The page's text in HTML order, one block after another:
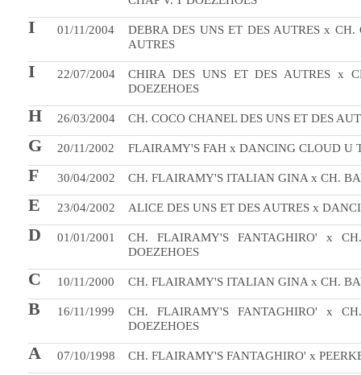
I 01/11/2004
DEBRA DES UNS ET DES AUTRES x
AUTRES
I 22/07/2004
CHIRA DES UNS ET DES AUTRES x
DOEZEHOES
H 26/03/2004 CH. COCO CHANEL DES UNS ET DES
G 20/11/2002 FLAIRAMY'S FAH x DANCING CLOUD U
F 30/04/2002 CH. FLAIRAMY'S ITALIAN GINA x CH.
E 23/04/2002 ALICE DES UNS ET DES AUTRES x
D 01/01/2001
CH. FLAIRAMY'S FANTAGHIRO' x
DOEZEHOES
C 10/11/2000 CH. FLAIRAMY'S ITALIAN GINA x CH.
B 16/11/1999
CH. FLAIRAMY'S FANTAGHIRO' x
DOEZEHOES
A 07/10/1998 CH. FLAIRAMY'S FANTAGHIRO' x